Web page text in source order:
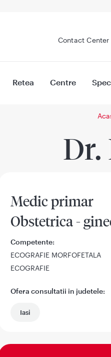
Contact Center
Retea Centre
Dr.
Medic primar
Obstetrica -
Competente:
ECOGRAFIE MORFOFETALA
ECOGRAFIE
Ofera consultatii in judetele:
Iasi